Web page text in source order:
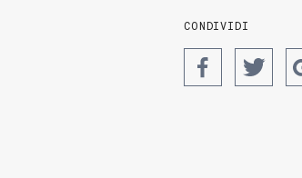
CONDIVIDI